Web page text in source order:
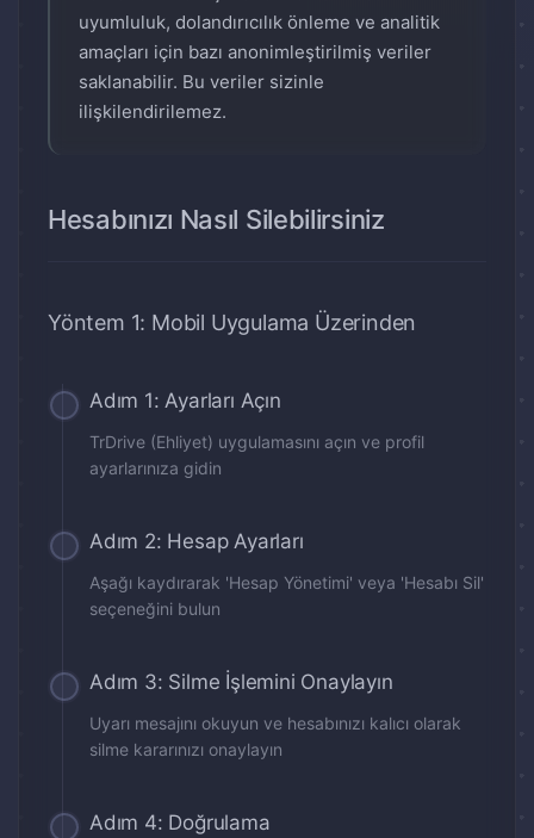
uyumluluk, dolandırıcılık önleme ve analitik
amaçları için bazı anonimleştirilmiş veriler
saklanabilir. Bu veriler sizinle
ilişkilendirilemez.
Hesabınızı Nasıl Silebilirsiniz
Yöntem 1: Mobil Uygulama Üzerinden
Adım 1: Ayarları Açın
TrDrive (Ehliyet) uygulamasını açın ve profil
ayarlarınıza gidin
Adım 2: Hesap Ayarları
Aşağı kaydırarak 'Hesap Yönetimi' veya 'Hesabı Sil'
seçeneğini bulun
Adım 3: Silme İşlemini Onaylayın
Uyarı mesajını okuyun ve hesabınızı kalıcı olarak
silme kararınızı onaylayın
Adım 4: Doğrulama